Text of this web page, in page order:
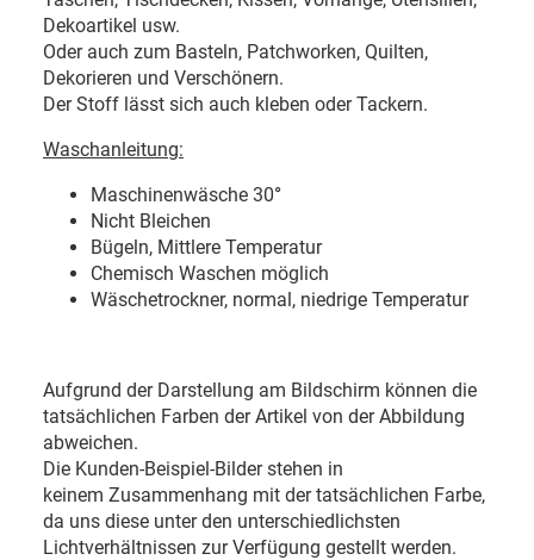
Dekoartikel usw.
Oder auch zum Basteln, Patchworken, Quilten,
Dekorieren und Verschönern.
Der Stoff lässt sich auch kleben oder Tackern.
Waschanleitung:
Maschinenwäsche 30°
Nicht Bleichen
Bügeln, Mittlere Temperatur
Chemisch Waschen möglich
Wäschetrockner, normal, niedrige Temperatur
Aufgrund der Darstellung am Bildschirm können die
tatsächlichen Farben der Artikel von der Abbildung
abweichen.
Die Kunden-Beispiel-Bilder stehen in
keinem Zusammenhang mit der tatsächlichen Farbe,
da uns diese unter den unterschiedlichsten
Lichtverhältnissen zur Verfügung gestellt werden.